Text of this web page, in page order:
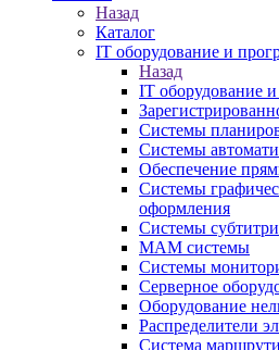
Назад
Каталог
IT оборудование и
Назад
IT оборудование
Системы
Системы
Обеспечение
Системы
оформления
Системы
MAM системы
Системы
Серверное
Оборудование
Распределители
Система